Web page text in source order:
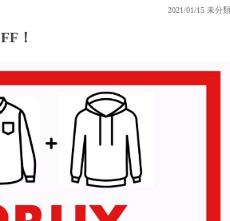
2021/01/15 未分類
！